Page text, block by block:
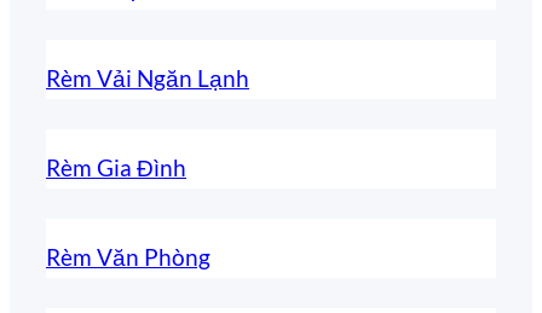
Rèm Vải Ngăn Lạnh
Rèm Gia Đình
Rèm Văn Phòng